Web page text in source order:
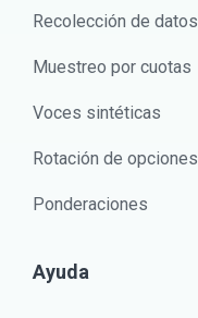
Recolección de datos
Muestreo por cuotas
Voces sintéticas
Rotación de opciones
Ponderaciones
Ayuda